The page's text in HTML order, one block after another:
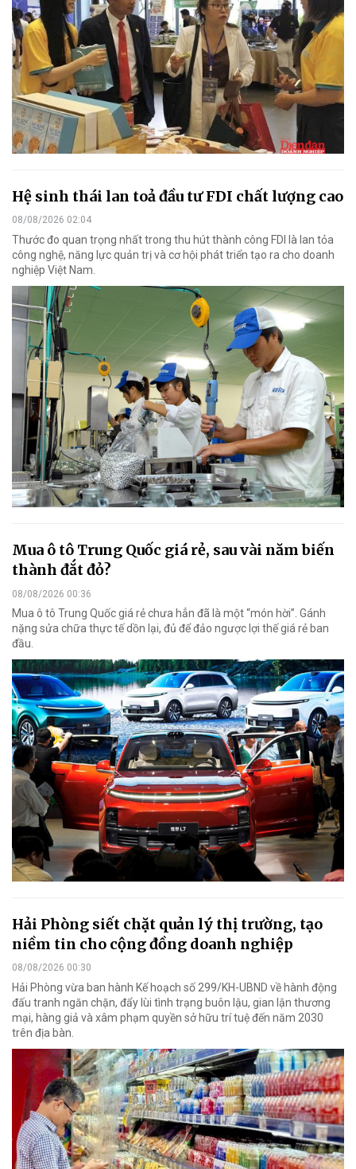
Hệ sinh thái lan toả đầu tư FDI chất lượng cao
08/08/2026 02:04
Thước đo quan trọng nhất trong thu hút thành công FDI là lan tỏa
công nghệ, năng lực quản trị và cơ hội phát triển tạo ra cho doanh
nghiệp Việt Nam.
Mua ô tô Trung Quốc giá rẻ, sau vài năm biến
thành đắt đỏ?
08/08/2026 00:36
Mua ô tô Trung Quốc giá rẻ chưa hẳn đã là một “món hời”. Gánh
nặng sửa chữa thực tế dồn lại, đủ để đảo ngược lợi thế giá rẻ ban
đầu.
Hải Phòng siết chặt quản lý thị trường, tạo
niềm tin cho cộng đồng doanh nghiệp
08/08/2026 00:30
Hải Phòng vừa ban hành Kế hoạch số 299/KH-UBND về hành động
đấu tranh ngăn chặn, đẩy lùi tình trạng buôn lậu, gian lận thương
mại, hàng giả và xâm phạm quyền sở hữu trí tuệ đến năm 2030
trên địa bàn.